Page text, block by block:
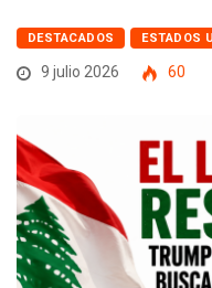
DESTACADOS ESTADOS
9 julio 2026 60